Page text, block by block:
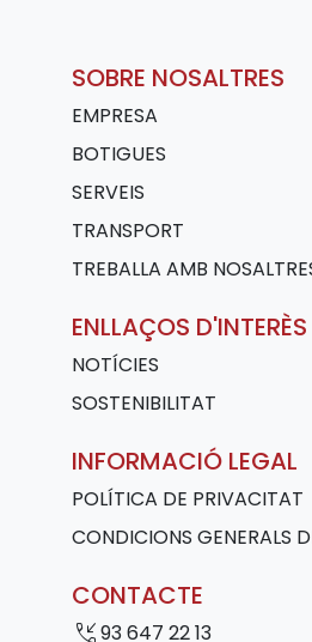
SOBRE NOSALTRES
EMPRESA
BOTIGUES
SERVEIS
TRANSPORT
TREBALLA AMB
ENLLAÇOS D'INTERÈS
NOTÍCIES
SOSTENIBILITAT
INFORMACIÓ LEGAL
POLÍTICA DE PRIVACITAT
CONDICIONS GENERALS
CONTACTE
phone_callback93 647 22 13